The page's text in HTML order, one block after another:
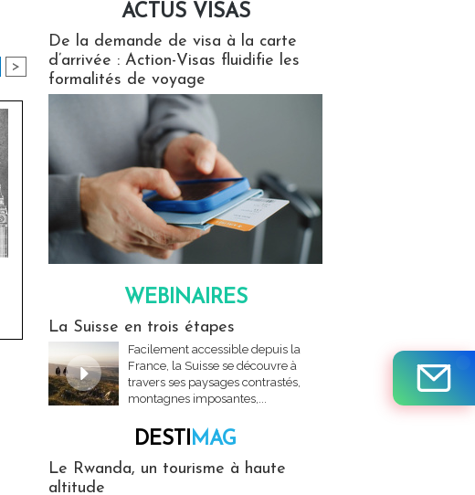
>
ACTUS VISAS
De la demande de visa à la carte
d’arrivée : Action-Visas fluidifie les
formalités de voyage
WEBINAIRES
La Suisse en trois étapes
Facilement accessible depuis la
France, la Suisse se découvre à
travers ses paysages contrastés,
montagnes imposantes,...
DESTIMAG
Le Rwanda, un tourisme à haute
altitude